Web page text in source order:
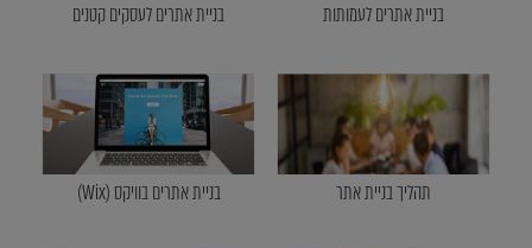
בניית אתרים לעמותות בניית אתרים לעסקים קטנים
תהליך בניית אתר בניית אתרים בוויקס (Wix)